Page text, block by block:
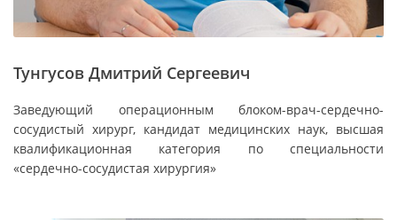
Тунгусов Дмитрий Сергеевич
Заведующий операционным блоком-врач-сердечно-
сосудистый хирург, кандидат медицинских наук, высшая
квалификационная категория по специальности
«сердечно-сосудистая хирургия»